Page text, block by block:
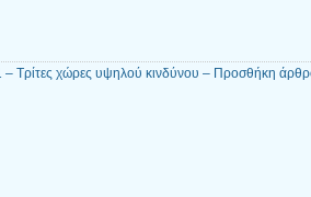
– Τρίτες χώρες υψηλού κινδύνου – Προσθήκη